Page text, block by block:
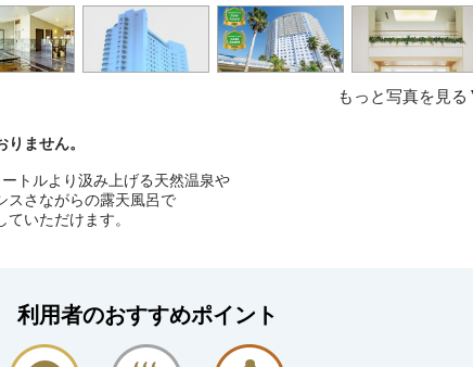
もっと写真を見る
ません。
トルより汲み上げる天然温泉や
スさながらの露天風呂で
いただけます。
利用者のおすすめポイント